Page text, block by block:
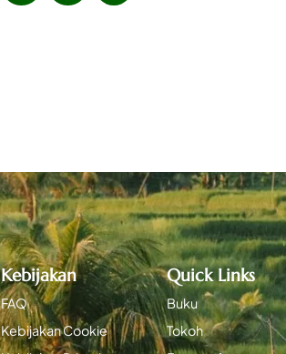
Kebijakan
FAQ
Kebijakan Cookie
Quick Links
Buku
Tokoh